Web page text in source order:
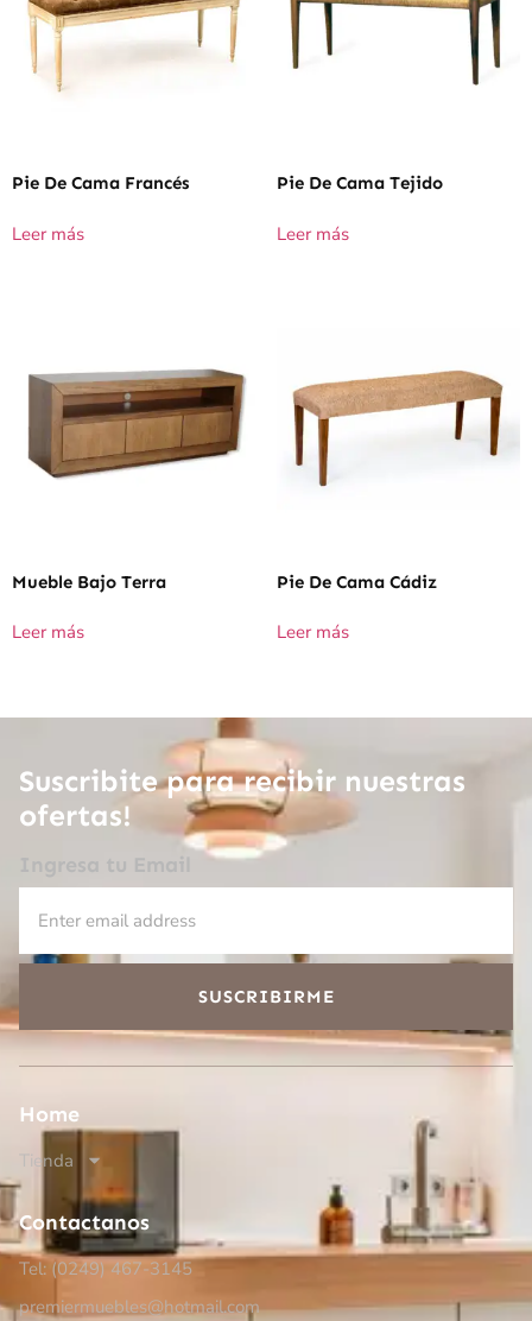
Pie De Cama Francés
Leer más
Pie De Cama Tejido
Leer más
Mueble Bajo Terra
Leer más
Pie De Cama Cádiz
Leer más
Suscribite para recibir nuestras
ofertas!
SUSCRIBIRME
Home
Tienda
Contactanos
Tel: (0249) 467-3145
premiermuebles@hotmail.com